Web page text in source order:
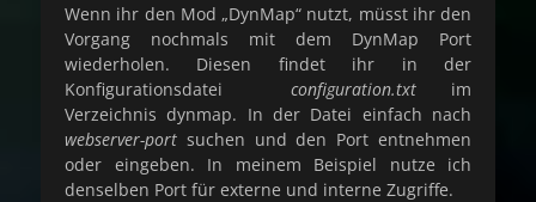
Wenn ihr den Mod „DynMap“ nutzt, müsst ihr den
Vorgang nochmals mit dem DynMap Port
wiederholen. Diesen findet ihr in der
Konfigurationsdateiconfiguration.txt im
Verzeichnis dynmap. In der Datei einfach nach
webserver-port suchen und den Port entnehmen
oder eingeben. In meinem Beispiel nutze ich
denselben Port für externe und interne Zugriffe.